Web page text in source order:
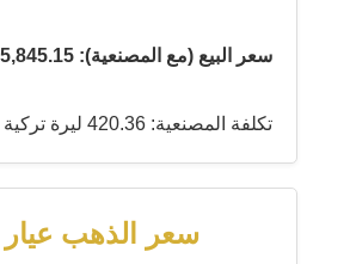
سعر البيع (مع المصنعية): 5,845.15 ليرة تركية
تكلفة المصنعية: 420.36 ليرة تركية
سعر الذهب عيار 21